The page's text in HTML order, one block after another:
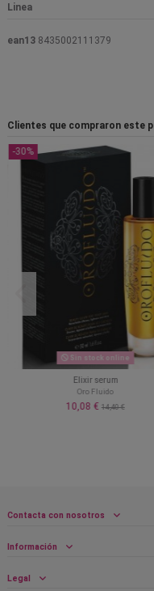
Linea
ean13 8435002111379
Clientes que compraron este
-30%
Sin stock online
Elixir serum
Oro Fluido
10,08 € 14,40 €
Contacta con nosotros
Información
Legal